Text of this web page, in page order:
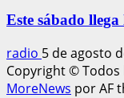
Este sábado
radio 5 de agosto
Copyright © Todos
MoreNews por AF